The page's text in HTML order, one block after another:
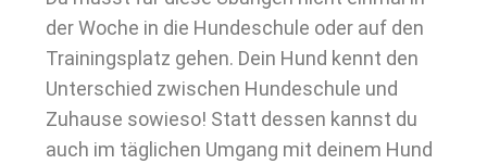
der Woche in die Hundeschule oder auf den
Trainingsplatz gehen. Dein Hund kennt den
Unterschied zwischen Hundeschule und
Zuhause sowieso! Statt dessen kannst du
auch im täglichen Umgang mit deinem Hund